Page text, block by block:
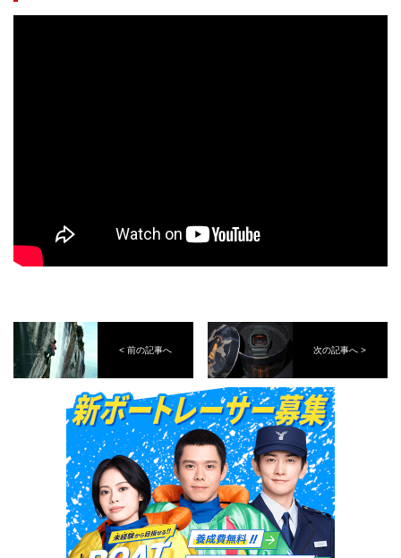
< 前の記事へ 次の記事へ >